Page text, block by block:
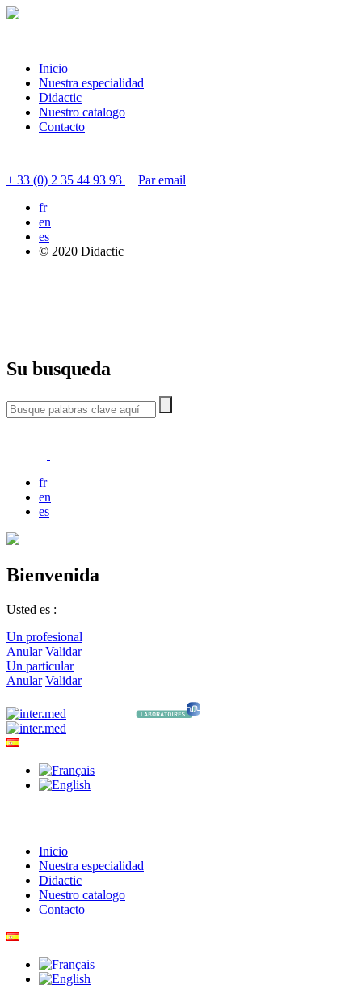
Inicio
Nuestra especialidad
Didactic
Nuestro catalogo
Contacto
+ 33 (0) 2 35 44 93 93
Par email
fr
en
es
© 2020 Didactic
Su busqueda
fr
en
es
Bienvenida
Usted es :
Un profesional
Anular Validar
Un particular
Anular Validar
Inicio
Nuestra especialidad
Didactic
Nuestro catalogo
Contacto